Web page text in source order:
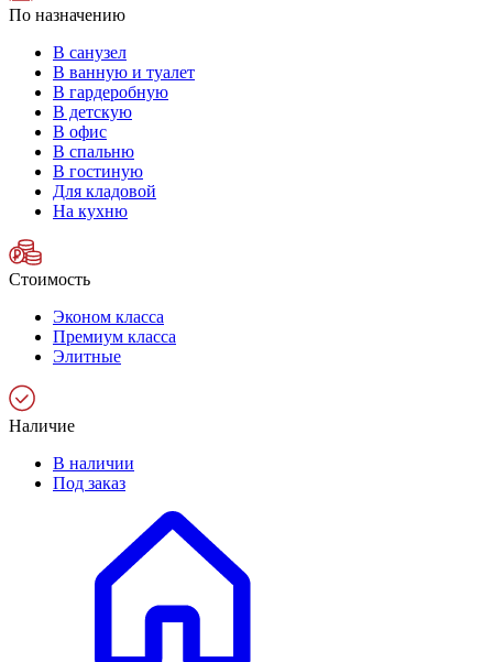
По назначению
В санузел
В ванную и туалет
В гардеробную
В детскую
В офис
В спальню
В гостиную
Для кладовой
На кухню
Стоимость
Эконом класса
Премиум класса
Элитные
Наличие
В наличии
Под заказ